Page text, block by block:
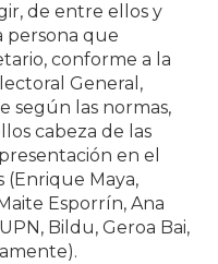
de entre ellos y
persona que
conforme a la
General,
según las normas,
cabeza de las
en el
(Enrique Maya,
Esporrín, Ana
Bildu, Geroa Bai,